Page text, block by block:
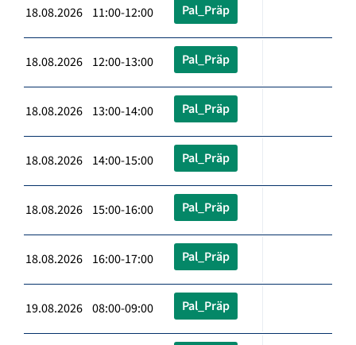
18.08.2026 11:00-12:00 Pal_Präp
18.08.2026 12:00-13:00 Pal_Präp
18.08.2026 13:00-14:00 Pal_Präp
18.08.2026 14:00-15:00 Pal_Präp
18.08.2026 15:00-16:00 Pal_Präp
18.08.2026 16:00-17:00 Pal_Präp
19.08.2026 08:00-09:00 Pal_Präp